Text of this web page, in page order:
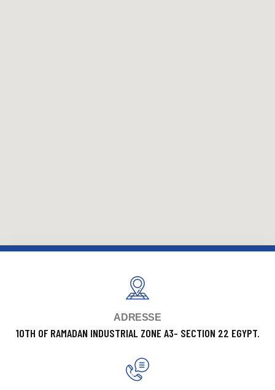
ADRESSE
10TH OF RAMADAN INDUSTRIAL ZONE A3- SECTION 22 EGYPT.